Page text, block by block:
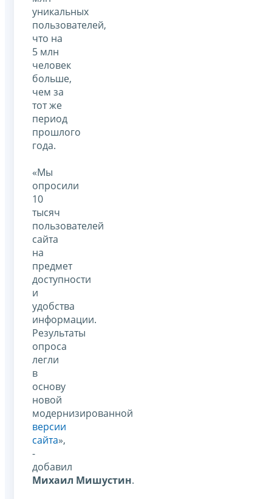
уникальных
пользователей,
что на
5 млн
человек
больше,
чем за
тот же
период
прошлого
года.
«Мы
опросили
10
тысяч
пользователей
сайта
на
предмет
доступности
и
удобства
информации.
Результаты
опроса
легли
в
основу
новой
модернизированной
версии
сайта»,
-
добавил
Михаил Мишустин.